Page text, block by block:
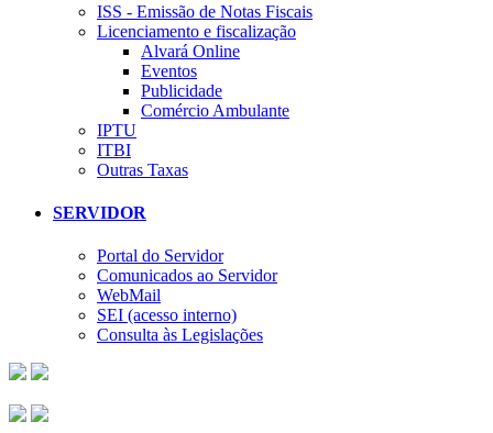
ISS - Emissão de Notas Fiscais
Licenciamento e fiscalização
Alvará Online
Eventos
Publicidade
Comércio Ambulante
IPTU
ITBI
Outras Taxas
SERVIDOR
Portal do Servidor
Comunicados ao Servidor
WebMail
SEI (acesso interno)
Consulta às Legislações